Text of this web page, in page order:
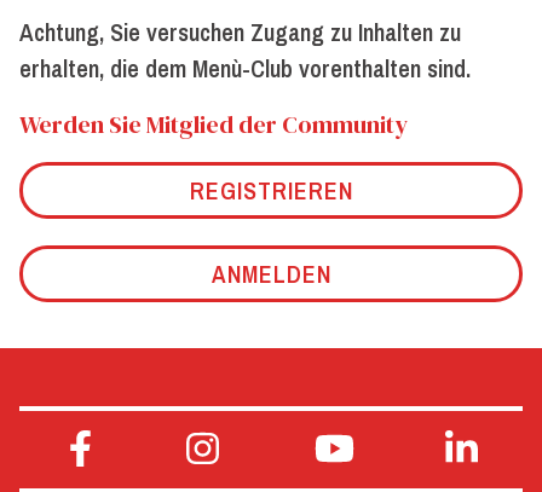
Achtung, Sie versuchen Zugang zu Inhalten zu
erhalten, die dem Menù-Club vorenthalten sind.
Werden Sie Mitglied der Community
REGISTRIEREN
ANMELDEN